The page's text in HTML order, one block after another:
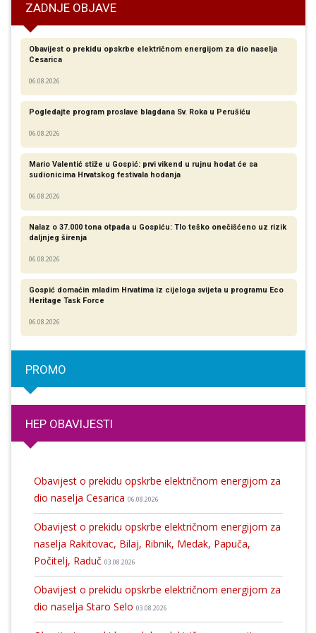
ZADNJE OBJAVE
Obavijest o prekidu opskrbe električnom energijom za dio naselja
Cesarica
06.08.2026
Pogledajte program proslave blagdana Sv. Roka u Perušiću
06.08.2026
Mario Valentić stiže u Gospić: prvi vikend u rujnu hodat će sa
sudionicima Hrvatskog festivala hodanja
06.08.2026
Nalaz o 37.000 tona otpada u Gospiću: Tlo teško onečišćeno uz rizik
daljnjeg širenja
06.08.2026
Gospić domaćin mladim Hrvatima iz cijeloga svijeta u programu Eco
Heritage Task Force
06.08.2026
PROMO
HEP OBAVIJESTI
Obavijest o prekidu opskrbe električnom energijom za
dio naselja Cesarica 06.08.2026
Obavijest o prekidu opskrbe električnom energijom za
naselja Rakitovac, Bilaj, Ribnik, Medak, Papuča,
Počitelj, Raduč 03.08.2026
Obavijest o prekidu opskrbe električnom energijom za
dio naselja Staro Selo 03.08.2026